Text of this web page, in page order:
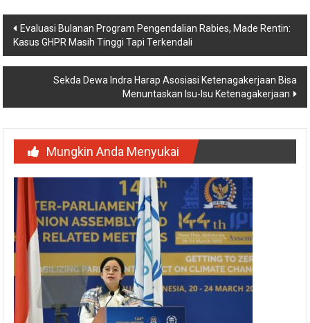
Navigasi
pos
Evaluasi Bulanan Program Pengendalian Rabies, Made Rentin:
Kasus GHPR Masih Tinggi Tapi Terkendali
Sekda Dewa Indra Harap Asosiasi Ketenagakerjaan Bisa
Menuntaskan Isu-Isu Ketenagakerjaan
Mungkin Anda Menyukai